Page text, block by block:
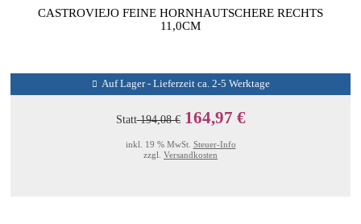
CASTROVIEJO FEINE HORNHAUTSCHERE RECHTS
11,0CM
Auf Lager - Lieferzeit ca. 2-5 Werktage
Statt194,08 € 164,97 €
inkl. 19 % MwSt. Steuer-Info
zzgl. Versandkosten